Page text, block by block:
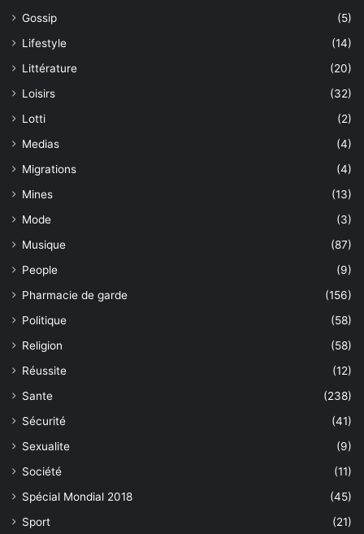
Gossip
(5)
Lifestyle
(14)
Littérature
(20)
Loisirs
(32)
Lotti
(2)
Medias
(4)
Migrations
(4)
Mines
(13)
Mode
(3)
Musique
(87)
People
(9)
Pharmacie de garde
(156)
Politique
(58)
Religion
(58)
Réussite
(12)
Sante
(238)
Sécurité
(41)
Sexualite
(9)
Société
(11)
Spécial Mondial 2018
(45)
Sport
(21)